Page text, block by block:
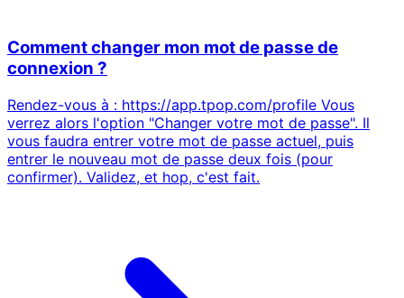
Comment changer mon mot de passe de
connexion ?
Rendez-vous à : https://app.tpop.com/profile Vous
verrez alors l'option "Changer votre mot de passe". Il
vous faudra entrer votre mot de passe actuel, puis
entrer le nouveau mot de passe deux fois (pour
confirmer). Validez, et hop, c'est fait.